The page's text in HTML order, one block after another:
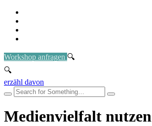
Workshop anfragen
erzähl davon
Medienvielfalt nutzen